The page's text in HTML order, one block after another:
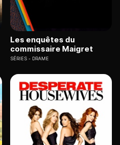
Les enquêtes du
commissaire Maigret
SÉRIES DRAME